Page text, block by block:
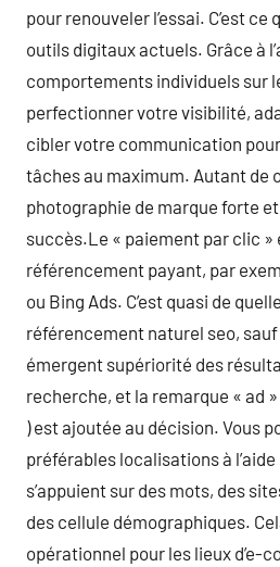
pour renouveler l’essai. C’est
outils digitaux actuels. Grâce à
comportements individuels sur
perfectionner votre visibilité,
cibler votre communication
tâches au maximum. Autant de
photographie de marque forte
succès.Le « paiement par clic »
référencement payant, par
ou Bing Ads. C’est quasi de
référencement naturel seo,
émergent supériorité des
recherche, et la remarque « ad
) est ajoutée au décision. Vous
préférables localisations à
s’appuient sur des mots, des
des cellule démographiques.
opérationnel pour les lieux d’e-